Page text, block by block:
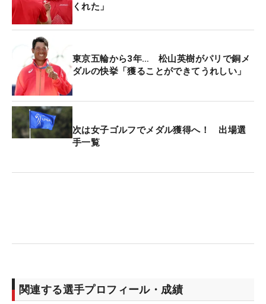
中盤に入ると、上位勢のスコアが一気に動き出す。
ラームが一時はトータル20アンダーまで伸ばしなが
ら、折り返し直後の11番、12番で連続ボギー。そし
て14番をダブルボギーとすると、今度はシェフラー
が猛烈な追い上げを見せた。
スタートから3連続バーディで一気に上位を追った
が、その後は停滞。ところが後半に入ると、世界ラ
金メダル獲得は厳しい状況に。それでもメダル獲得
を目指すプレーを最後まで続けた。最終組を回るト
くれた」
東京五輪から3年… 松山英樹がパリで銅メ
ダルの快挙「獲ることができてうれしい」
次は女子ゴルフでメダル獲得へ！ 出場選
手一覧
関連する選手プロフィール・成績